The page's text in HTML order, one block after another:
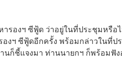
รองฯ ซีฟู้ด ว่าอยู่ในที่ประชุมหรือ
งฯ ซีฟู้ดอีกครั้ง พร้อมกล่าวในที่
นก็ชี้แจงมา ท่านนายกฯ ก็พร้อมฟัง